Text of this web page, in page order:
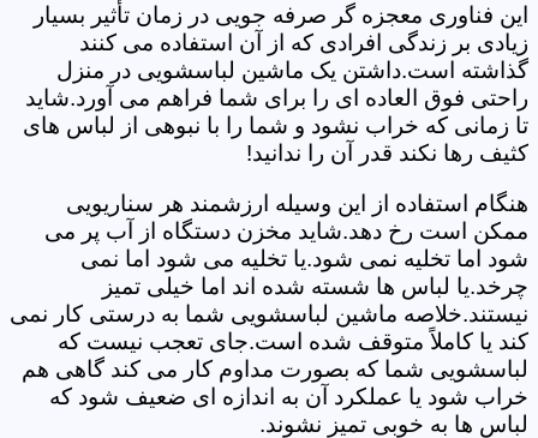
این فناوری معجزه گر صرفه جویی در زمان تأثیر بسیار
زیادی بر زندگی افرادی که از آن استفاده می کنند
گذاشته است.داشتن یک ماشین لباسشویی در منزل
راحتی فوق العاده ای را برای شما فراهم می آورد.شاید
تا زمانی که خراب نشود و شما را با نبوهی از لباس های
کثیف رها نکند قدر آن را ندانید!
هنگام استفاده از این وسیله ارزشمند هر سناریویی
ممکن است رخ دهد.شاید مخزن دستگاه از آب پر می
شود اما تخلیه نمی شود.یا تخلیه می شود اما نمی
چرخد.یا لباس ها شسته شده اند اما خیلی تمیز
نیستند.خلاصه ماشین لباسشویی شما به درستی کار نمی
کند یا کاملاً متوقف شده است.جای تعجب نیست که
لباسشویی شما که بصورت مداوم کار می کند گاهی هم
خراب شود یا عملکرد آن به اندازه ای ضعیف شود که
لباس ها به خوبی تمیز نشوند.